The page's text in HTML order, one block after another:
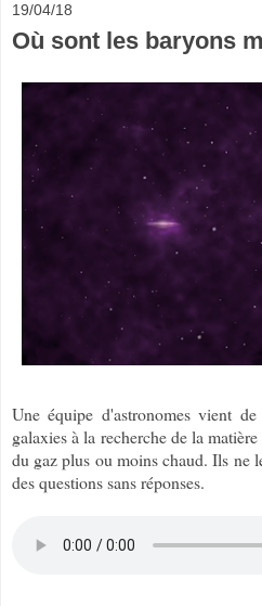
19/04/18
Où sont les baryons
Une équipe d'astronomes vient
galaxies à la recherche de la
du gaz plus ou moins chaud. Ils ne
des questions sans réponses.